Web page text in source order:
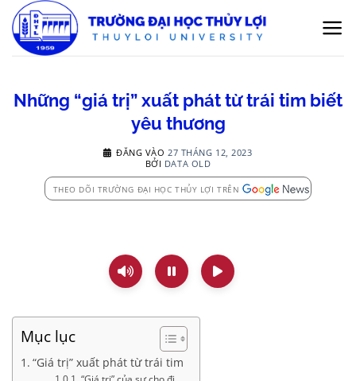
qua
nội
Những “giá trị” xuất phát từ trái tim biết
yêu thương
ĐĂNG VÀO 27 THÁNG 12, 2023
BỞI DATA OLD
THEO DÕI TRƯỜNG ĐẠI HỌC THỦY LỢI TRÊN
Mục lục
“Giá trị” xuất phát từ trái tim